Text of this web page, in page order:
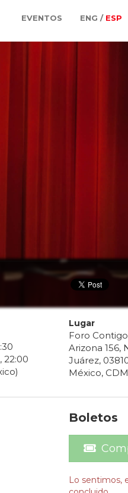
EVENTOS ENG / ESP
:30
, 22:00
Lugar
Foro
Arizona 156,
Juárez,
México,
Boletos
Lo sentimos,